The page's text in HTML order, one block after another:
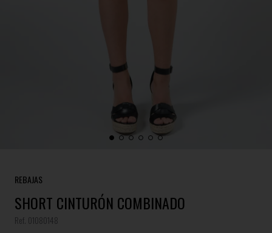
REBAJAS
SHORT CINTURÓN COMBINADO
Ref. 01080148